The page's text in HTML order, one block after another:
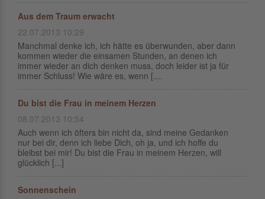
Aus dem Traum erwacht
22.07.2013 10:29
Manchmal denke ich, ich hätte es überwunden, aber dann
kommen wieder die einsamen Stunden, an denen ich
immer wieder an dich denken muss, doch leider ist ja für
immer Schluss! Wie wäre es, wenn [....
Du bist die Frau in meinem Herzen
08.07.2013 10:54
Auch wenn ich öfters bin nicht da, sind meine Gedanken
nur bei dir, denn ich liebe Dich, oh ja, und ich hoffe du
bleibst bei mir! Du bist die Frau in meinem Herzen, will
glücklich [...]
Sonnenschein